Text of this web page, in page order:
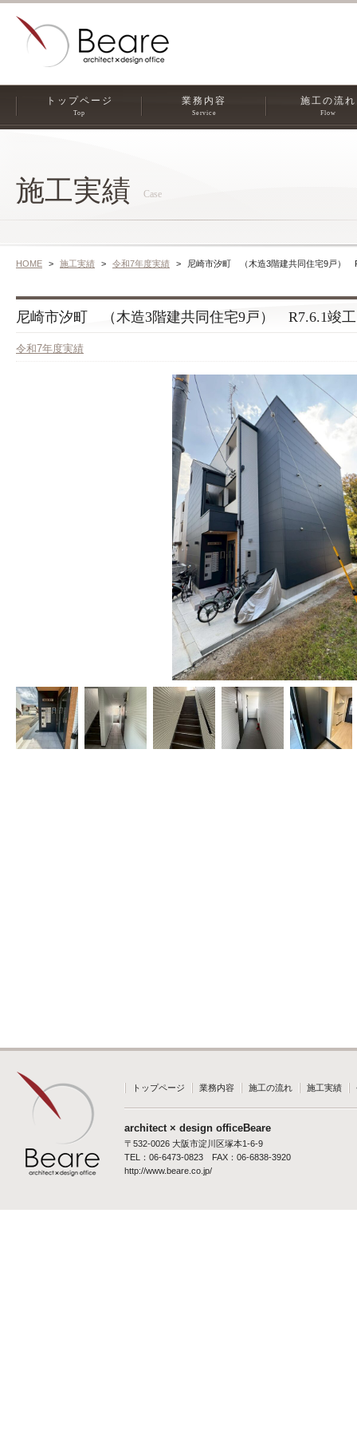
トップページ
Top
業務内容
Service
施工の流れ
Flow
施工実績 Case
HOME 施工実績 令和7年度実績 尼崎市汐町 （木造3階建共同住宅9戸）
尼崎市汐町 （木造3階建共同住宅9戸） R7.6.1竣工
令和7年度実績
トップページ 業務内容 施工の流れ 施工実績
architect × design officeBeare
〒532-0026 大阪市淀川区塚本1-6-9
TEL：06-6473-0823 FAX：06-6838-3920
http://www.beare.co.jp/